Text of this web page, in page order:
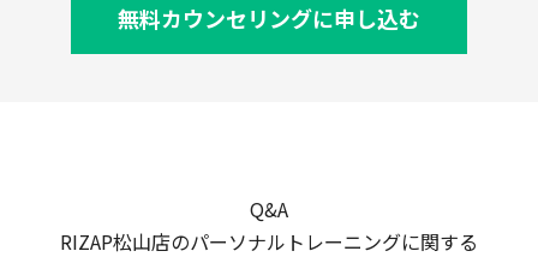
無料カウンセリングに申し込む
Q&A
RIZAP松山店のパーソナルトレーニングに関する